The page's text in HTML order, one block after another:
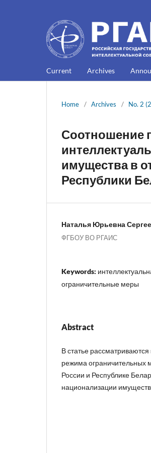
Current Archives
Home / Archives / No. 2
Соотношение
имущества в
Республики
Наталья Юрьевна
ФГБОУ ВО РГАИС
Keywords:
ограничительные меры
Abstract
В статье
режима ограничительных
России и Республике
национализации